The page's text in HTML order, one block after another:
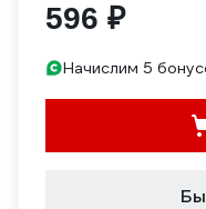
596 ₽
Начислим 5